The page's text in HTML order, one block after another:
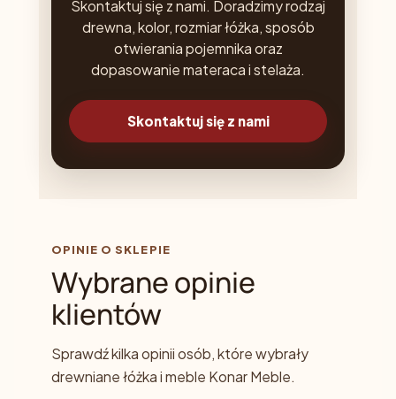
Skontaktuj się z nami. Doradzimy rodzaj
drewna, kolor, rozmiar łóżka, sposób
otwierania pojemnika oraz
dopasowanie materaca i stelaża.
Skontaktuj się z nami
OPINIE O SKLEPIE
Wybrane opinie
klientów
Sprawdź kilka opinii osób, które wybrały
drewniane łóżka i meble Konar Meble.